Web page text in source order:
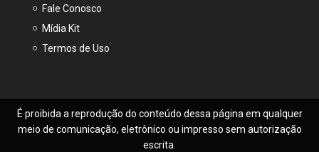
Fale Conosco
Mídia Kit
Termos de Uso
É proibida a reprodução do conteúdo dessa página em qualquer
meio de comunicação, eletrônico ou impresso sem autorização
escrita.